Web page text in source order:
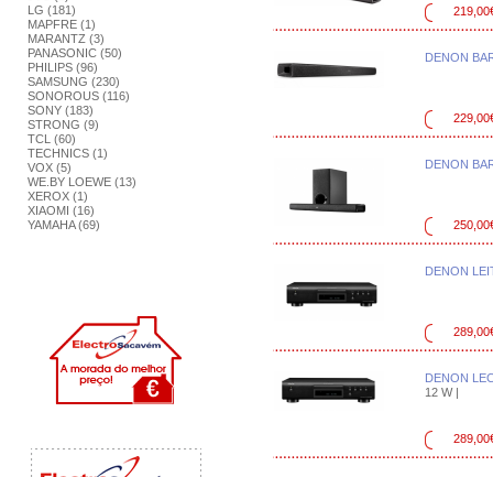
LG (181)
MAPFRE (1)
MARANTZ (3)
PANASONIC (50)
PHILIPS (96)
SAMSUNG (230)
SONOROUS (116)
SONY (183)
STRONG (9)
TCL (60)
TECHNICS (1)
VOX (5)
WE.BY LOEWE (13)
XEROX (1)
XIAOMI (16)
YAMAHA (69)
DENON
DENON
DENON
DENON
12 W |